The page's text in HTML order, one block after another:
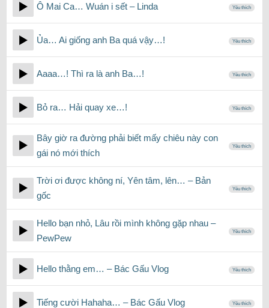
Ô Mai Ca… Wuán i sết – Linda Yêu thích
Ủa… Ai giống anh Ba quá vậy…! Yêu thích
Aaaa…! Thì ra là anh Ba…! Yêu thích
Bỏ ra… Hải quay xe…! Yêu thích
Bây giờ ra đường phải biết mấy chiêu này con
gái nó mới thích
Yêu thích
Trời ơi được không ní, Yên tâm, lên… – Bản
gốc
Yêu thích
Hello bạn nhỏ, Lâu rồi mình không gặp nhau –
PewPew
Yêu thích
Hello thằng em… – Bác Gấu Vlog Yêu thích
Tiếng cười Hahaha… – Bác Gấu Vlog Yêu thích